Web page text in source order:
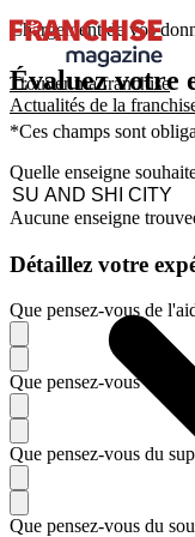
Trouver ma franchise
Actualités de la
Chargement de vos
Évaluez votre
*Ces champs sont
Quelle enseigne
Aucune enseigne
Détaillez votre
Que pensez-vous de
Que pensez-vous du
Que pensez-vous du
Que pensez-vous du